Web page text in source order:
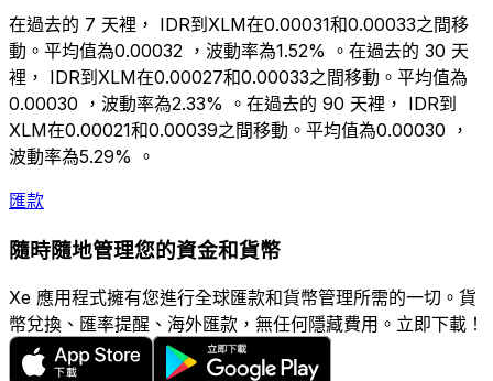
在過去的 7 天裡， IDR到XLM在0.00031和0.00033之間移
動。平均值為0.00032 ，波動率為1.52% 。在過去的 30 天
裡， IDR到XLM在0.00027和0.00033之間移動。平均值為
0.00030 ，波動率為2.33% 。在過去的 90 天裡， IDR到
XLM在0.00021和0.00039之間移動。平均值為0.00030 ，
波動率為5.29% 。
匯款
隨時隨地管理您的資金和貨幣
Xe 應用程式擁有您進行全球匯款和貨幣管理所需的一切。貨
幣兌換、匯率提醒、海外匯款，無任何隱藏費用。立即下載！